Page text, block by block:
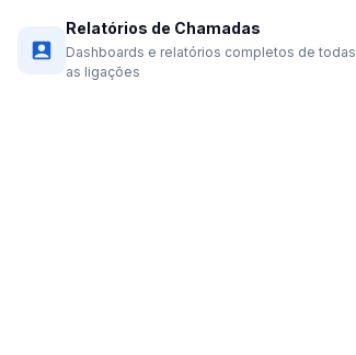
Relatórios de Chamadas
Dashboards e relatórios completos de todas
as ligações